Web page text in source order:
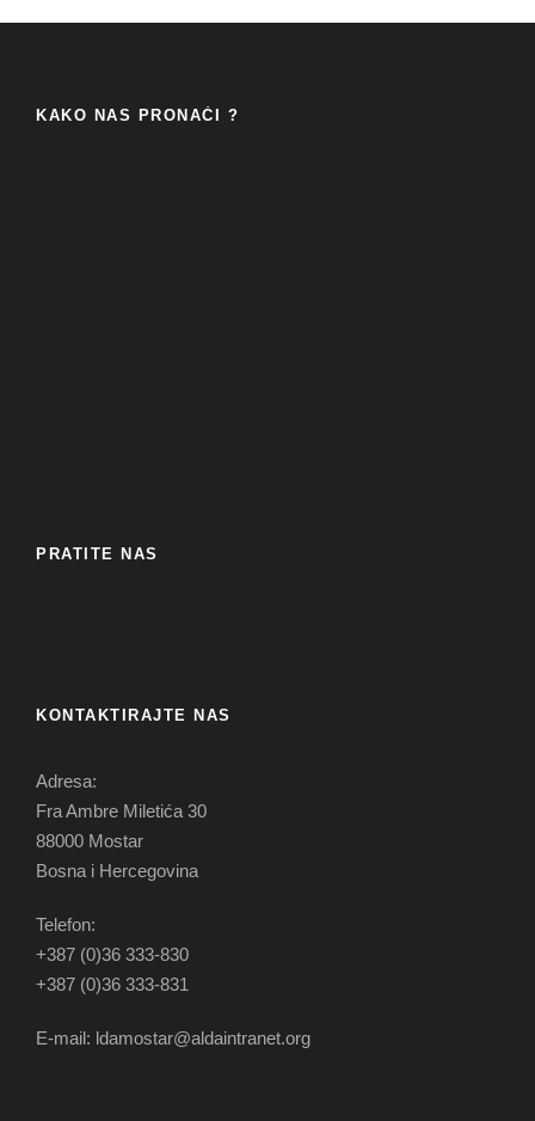
KAKO NAS PRONAĆI ?
PRATITE NAS
KONTAKTIRAJTE NAS
Adresa:
Fra Ambre Miletića 30
88000 Mostar
Bosna i Hercegovina
Telefon:
+387 (0)36 333-830
+387 (0)36 333-831
E-mail: ldamostar@aldaintranet.org